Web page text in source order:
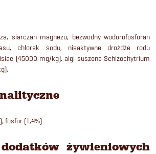
siarczan magnezu, bezwodny wodorofosforan
chlorek sodu, nieaktywne drożdże rodu
(45000 mg/kg), algi suszone Schizochytrium
fosfor (1,4%)
żywieniowych